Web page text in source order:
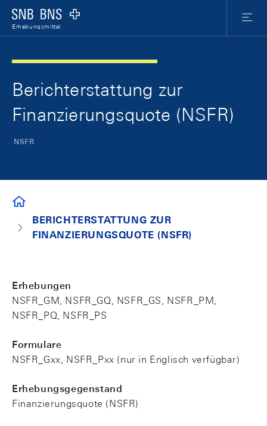
Logo
Erhebungsmittel
Menu
Berichterstattung zur
Finanzierungsquote (NSFR)
NSFR
ERHEBUNGSMITTEL
BERICHTERSTATTUNG ZUR
FINANZIERUNGSQUOTE (NSFR)
Erhebungen
NSFR_GM, NSFR_GQ, NSFR_GS, NSFR_PM,
NSFR_PQ, NSFR_PS
Formulare
NSFR_Gxx, NSFR_Pxx (nur in Englisch verfügbar)
Erhebungsgegenstand
Finanzierungsquote (NSFR)